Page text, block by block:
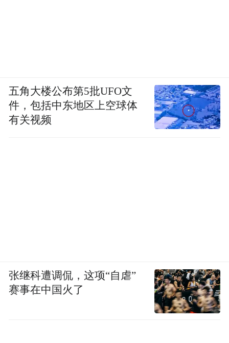
五角大楼公布第5批UFO文
件，包括中东地区上空球体
有关视频
张继科遭调侃，这项“自虐”
赛事在中国火了